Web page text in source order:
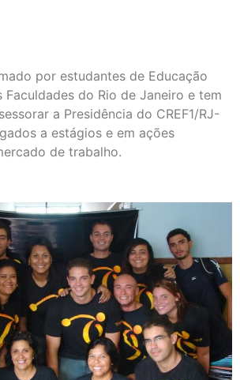
por estudantes de Educação
Faculdades do Rio de Janeiro e tem
a Presidência do CREF1/RJ-
a estágios e em ações
de trabalho.